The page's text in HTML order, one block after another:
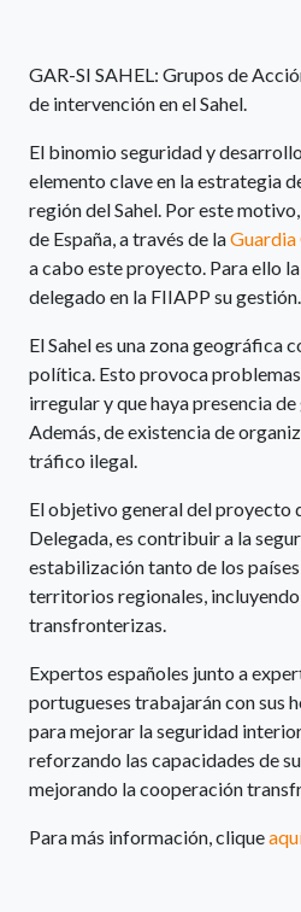
GAR-SI SAHEL: Grupos de
de intervención en el Sahel.
El binomio seguridad y
elemento clave en la estrategia
región del Sahel. Por este
de España, a través de laGuardia
a cabo este proyecto. Para ello la
delegado en la FIIAPP su gestión.
El Sahel es una zona geográfica
política. Esto provoca
irregular y que haya presencia
Además, de existencia de
tráfico ilegal.
El objetivo general del proyecto
Delegada, es contribuir a la
estabilización tanto de los
territorios regionales, incluyendo
transfronterizas.
Expertos españoles junto a
portugueses trabajarán con sus
para mejorar la seguridad
reforzando las capacidades de
mejorando la cooperación
Para más información, clique